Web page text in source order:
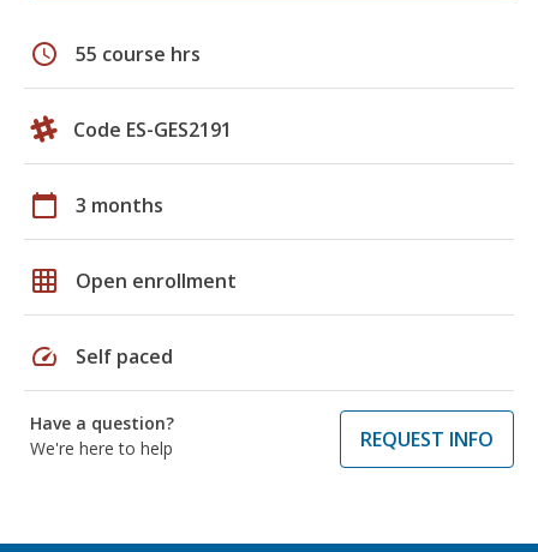
schedule 55 course hrs
Code ES-GES2191
calendar_today 3 months
grid_on Open enrollment
speed Self paced
Have a question?
We're here to help
REQUEST INFO